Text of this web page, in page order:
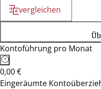
vergleichen
Kontoführung pro Monat
0,00 €
Eingeräumte